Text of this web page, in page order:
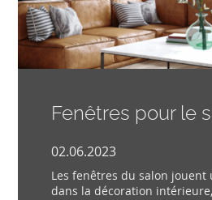
Fenêtres pour le
02.06.2023
Les fenêtres du salon
dans la décoration